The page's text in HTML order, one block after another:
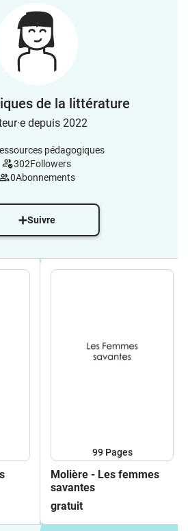
de la littérature
depuis 2022
pédagogiques
302Followers
0Abonnements
Suivre
99 Pages
Molière - Les femmes
savantes
gratuit